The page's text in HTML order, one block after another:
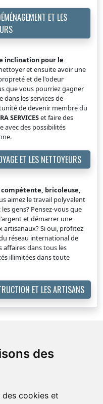
des
des cookies et
ET LES
inclination pour le
et ensuite avoir une
et de l'odeur
que vous pourriez gagner
les services de
de devenir membre du
SERVICESet faire des
avec des possibilités
ET LES NETTOYEURS
compétente, bricoleuse,
aimez le travail polyvalent
gens? Pensez-vous que
et démarrer une
artisanaux? Si oui, profitez
réseau international de
affaires dans tous les
illimitées dans toute
ET LES ARTISANS
commencé